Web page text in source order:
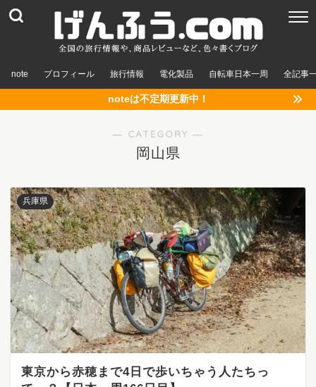
note プロフィール 旅行情報 電化製品 自転車日本一周 全記事
noteは不定期更新中！
― CATEGORY ―
岡山県
兵庫県
東京から赤穂まで4日で歩いちゃう人たちっ